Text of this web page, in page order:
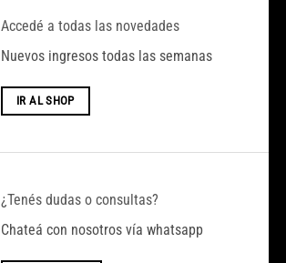
Accedé a todas las novedades
Nuevos ingresos todas las semanas
IR AL SHOP
¿Tenés dudas o consultas?
Chateá con nosotros vía whatsapp